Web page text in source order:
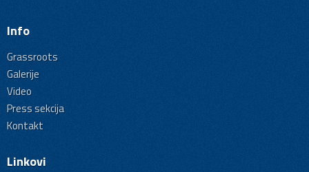
Info
Grassroots
Galerije
Video
Press sekcija
Kontakt
Linkovi